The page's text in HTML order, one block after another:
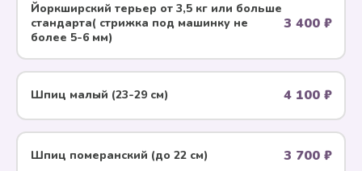
Йоркширский терьер от 3,5 кг или больше
стандарта( стрижка под машинку не
более 5-6 мм)
3 400 ₽
Шпиц малый (23-29 см) 4 100 ₽
Шпиц померанский (до 22 см) 3 700 ₽